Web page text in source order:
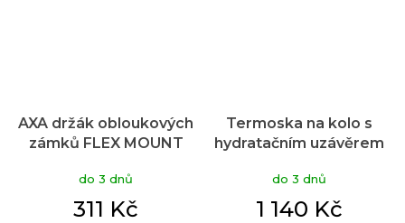
AXA držák obloukových
zámků FLEX MOUNT
do 3 dnů
311 Kč
Termoska na kolo s
hydratačním uzávěrem
do 3 dnů
1 140 Kč